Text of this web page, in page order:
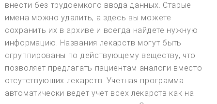
внести без трудоемкого ввода данных. Старые
имена можно удалить, а здесь вы можете
сохранить их в архиве и всегда найдете нужную
информацию. Названия лекарств могут быть
сгруппированы по действующему веществу, что
позволяет предлагать пациентам аналоги вместо
отсутствующих лекарств. Учетная программа
автоматически ведет учет всех лекарств как на